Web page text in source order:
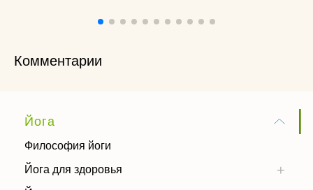
Комментарии
Йога
Философия йоги
Йога для здоровья